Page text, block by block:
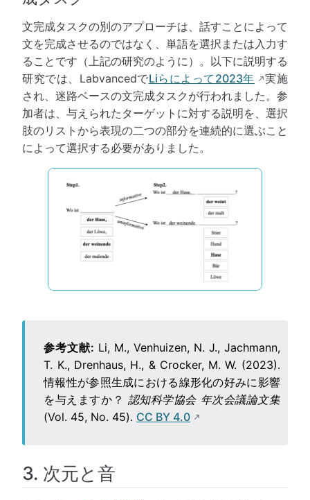
文完成タスクの別のアプローチは、話すことによって
文を完成させるのではなく、単語を選択または入力す
ることです（上記の研究のように）。以下に説明する
研究では、LabvancedでLiらによって2023年
実施
され、迷路ベースの文完成タスクが行われました。参
加者は、与えられたターゲットに対する説明を、選択
肢のリストから表現の二つの部分を連続的に選ぶこと
によって選択する必要がありました。
参考文献: Li, M., Venhuizen, N. J., Jachmann,
T. K., Drenhaus, H., & Crocker, M. W. (2023).
情報性が参照生成における線形化の好みに影響
を与えますか？ 認知科学協会 年次会議論文集
(Vol. 45, No. 45). CC BY 4.0
3. 次元と音